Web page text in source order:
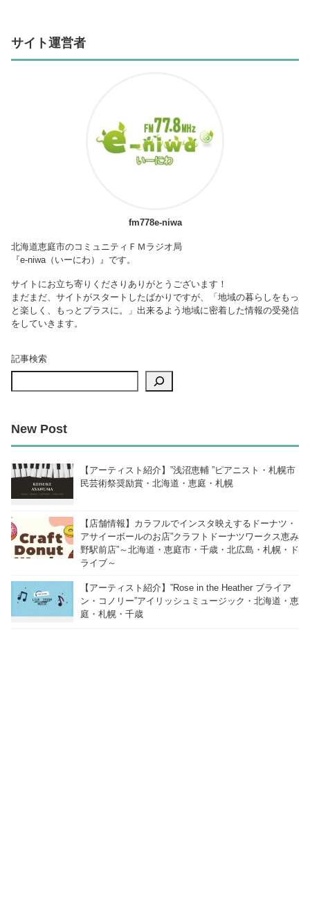
サイト運営者
fm778e-niwa
北海道恵庭市のコミュニティＦＭラジオ局
『e-niwa（いーにわ）』です。
サイトにお立ち寄りくださりありがとうございます！
まだまだ、サイトがスタートしたばかりですが、「地域の暮らしをもっ
と楽しく、もっとプラスに。」出来るよう地域に密着した情報の受発信
をしていきます。
記事検索
New Post
【アーティスト紹介】”浅沼恵輔 ”ピアニスト・札幌市
民芸術祭奨励賞・北海道・恵庭・札幌
【店舗情報】カラフルでインスタ映えするドーナツ・
アサイーボールのお店”クラフトドーナツワークス恵み
野駅前店”～北海道・恵庭市・千歳・北広島・札幌・ド
ライブ～
【アーティスト紹介】”Rose in the Heather ブライア
ン・コノリー”アイリッシュミュージック・北海道・恵
庭・札幌・千歳